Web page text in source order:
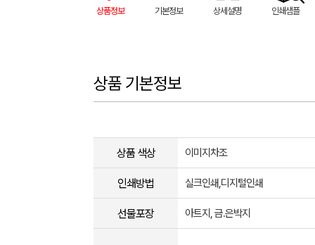
상품정보 기본정보 상세설명 인쇄샘플
상품 기본정보
상품 색상 이미지차조
인쇄방법 실크인쇄,디지털인쇄
선물포장 아트지, 금.은박지